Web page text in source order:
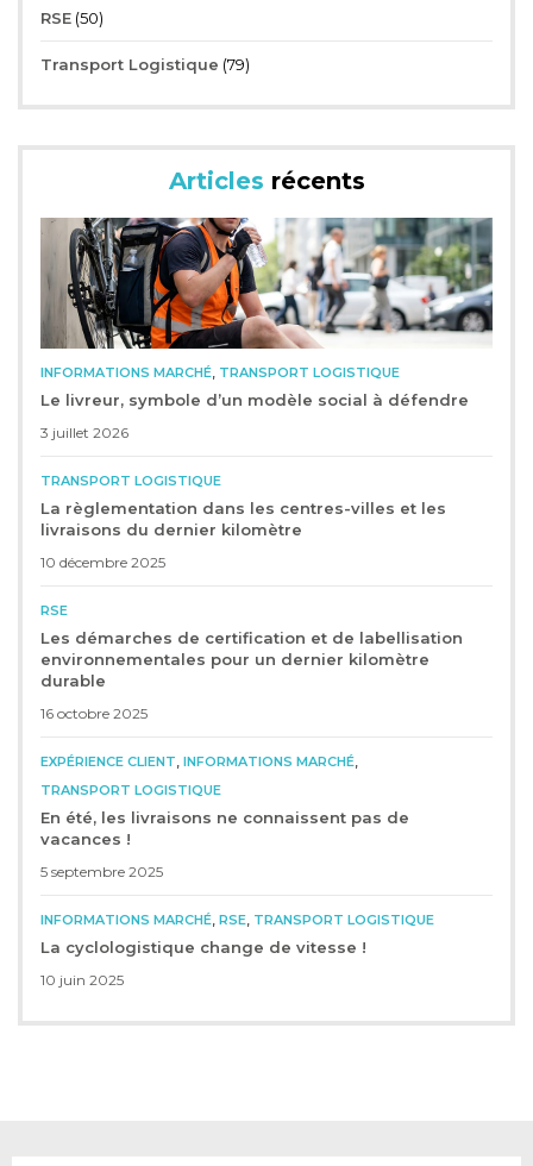
RSE (50)
Transport Logistique (79)
Articles récents
INFORMATIONS MARCHÉ TRANSPORT LOGISTIQUE
Le livreur, symbole d’un modèle social à défendre
3 juillet 2026
TRANSPORT LOGISTIQUE
La règlementation dans les centres-villes et les
livraisons du dernier kilomètre
10 décembre 2025
RSE
Les démarches de certification et de labellisation
environnementales pour un dernier kilomètre
durable
16 octobre 2025
EXPÉRIENCE CLIENT INFORMATIONS MARCHÉ
TRANSPORT LOGISTIQUE
En été, les livraisons ne connaissent pas de
vacances !
5 septembre 2025
INFORMATIONS MARCHÉ RSE TRANSPORT LOGISTIQUE
La cyclologistique change de vitesse !
10 juin 2025